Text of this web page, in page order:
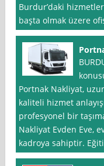
Burdur’daki
başta olmak üzere ofis
Portnak Nakliyat,
kaliteli hizmet
profesyonel bir
Nakliyat Evden Eve,
kadroya sahiptir.